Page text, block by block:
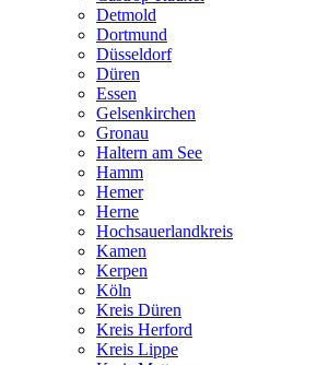
Detmold
Dortmund
Düsseldorf
Düren
Essen
Gelsenkirchen
Gronau
Haltern am See
Hamm
Hemer
Herne
Hochsauerlandkreis
Kamen
Kerpen
Köln
Kreis Düren
Kreis Herford
Kreis Lippe